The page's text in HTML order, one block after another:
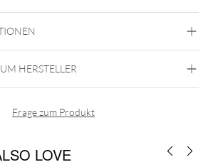
Bauchnabel
Titan Highline
Titan Grad 23
Gold Silber
HERSTELLER
Frage zum Produkt
LOVE